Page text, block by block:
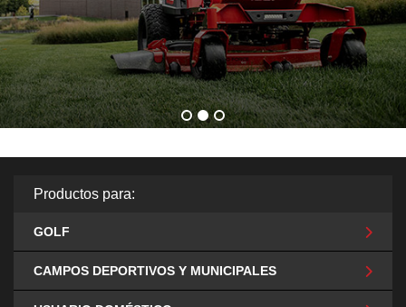
Productos para:
GOLF
CAMPOS DEPORTIVOS Y MUNICIPALES